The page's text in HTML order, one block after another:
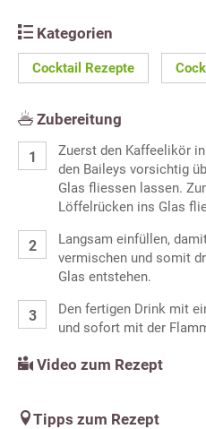
Kategorien
Cocktail Rezepte
Zubereitung
Zuerst den Kaffeelikör
den Baileys vorsichtig
Glas fliessen lassen.
Löffelrücken ins Glas
Langsam einfüllen,
vermischen und somit
Glas entstehen.
Den fertigen Drink mit
und sofort mit der
Video zum Rezept
Tipps zum Rezept